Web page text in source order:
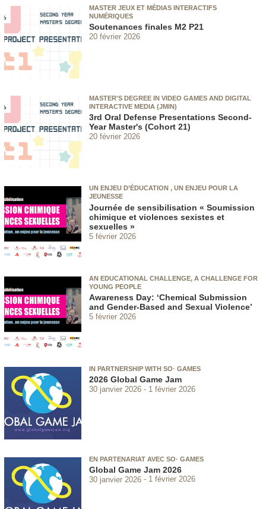
MASTER JEUX ET MÉDIAS INTERACTIFS
NUMÉRIQUES
Soutenances finales M2 P21
20 février 2026
MASTER'S DEGREE IN VIDEO GAMES AND DIGITAL
INTERACTIVE MEDIA (JMIN)
3rd Oral Defense Presentations Second-
Year Master's (Cohort 21)
20 février 2026
UN ENJEU D’ÉDUCATION , UN ENJEU POUR LA
JEUNESSE
Journée de sensibilisation « Soumission
chimique et violences sexistes et
sexuelles »
5 février 2026
AN EDUCATIONAL CHALLENGE, A CHALLENGE FOR
YOUNG PEOPLE
Awareness Day: ‘Chemical Submission
and Gender-Based and Sexual Violence’
5 février 2026
IN PARTNERSHIP WITH SO· GAMES
2026 Global Game Jam
30 janvier 2026 1 février 2026
EN PARTENARIAT AVEC SO· GAMES
Global Game Jam 2026
30 janvier 2026 1 février 2026